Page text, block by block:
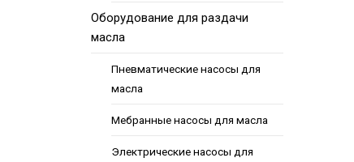
Оборудование для раздачи
масла
Пневматические насосы для
масла
Мебранные насосы для масла
Электрические насосы для